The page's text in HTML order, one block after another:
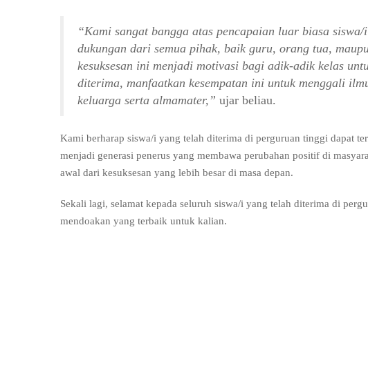
“Kami sangat bangga atas pencapaian luar biasa
dukungan dari semua pihak, baik guru, orang tua,
kesuksesan ini menjadi motivasi bagi adik-adik kelas
diterima, manfaatkan kesempatan ini untuk menggali
keluarga serta almamater,” ujar beliau.
Kami berharap siswa/i yang telah diterima di perguruan tinggi dapat
menjadi generasi penerus yang membawa perubahan positif di
awal dari kesuksesan yang lebih besar di masa depan.
Sekali lagi, selamat kepada seluruh siswa/i yang telah diterima di
mendoakan yang terbaik untuk kalian.